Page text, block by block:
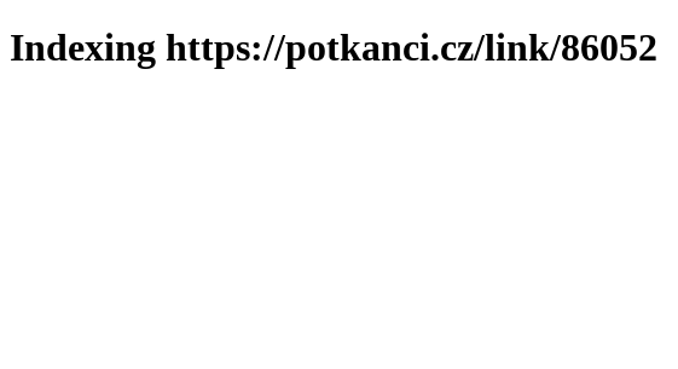
Indexing https://potkanci.cz/link/86052